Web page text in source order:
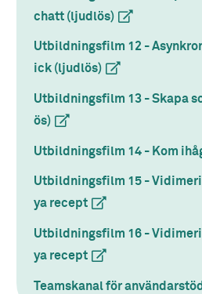
chatt (ljudlös)(extern länk)
Utbildningsfilm 12 -
ick (ljudlös)(extern länk)
Utbildningsfilm 13 - Skapa
ös)(extern länk)
Utbildningsfilm 14 - Kom
Utbildningsfilm 15 -
ya recept(extern länk)
Utbildningsfilm 16 -
ya recept(extern länk)
Teamskanal för användarstöd